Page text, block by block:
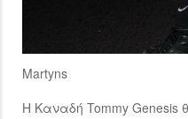
Martyns
Η Καναδή Tommy